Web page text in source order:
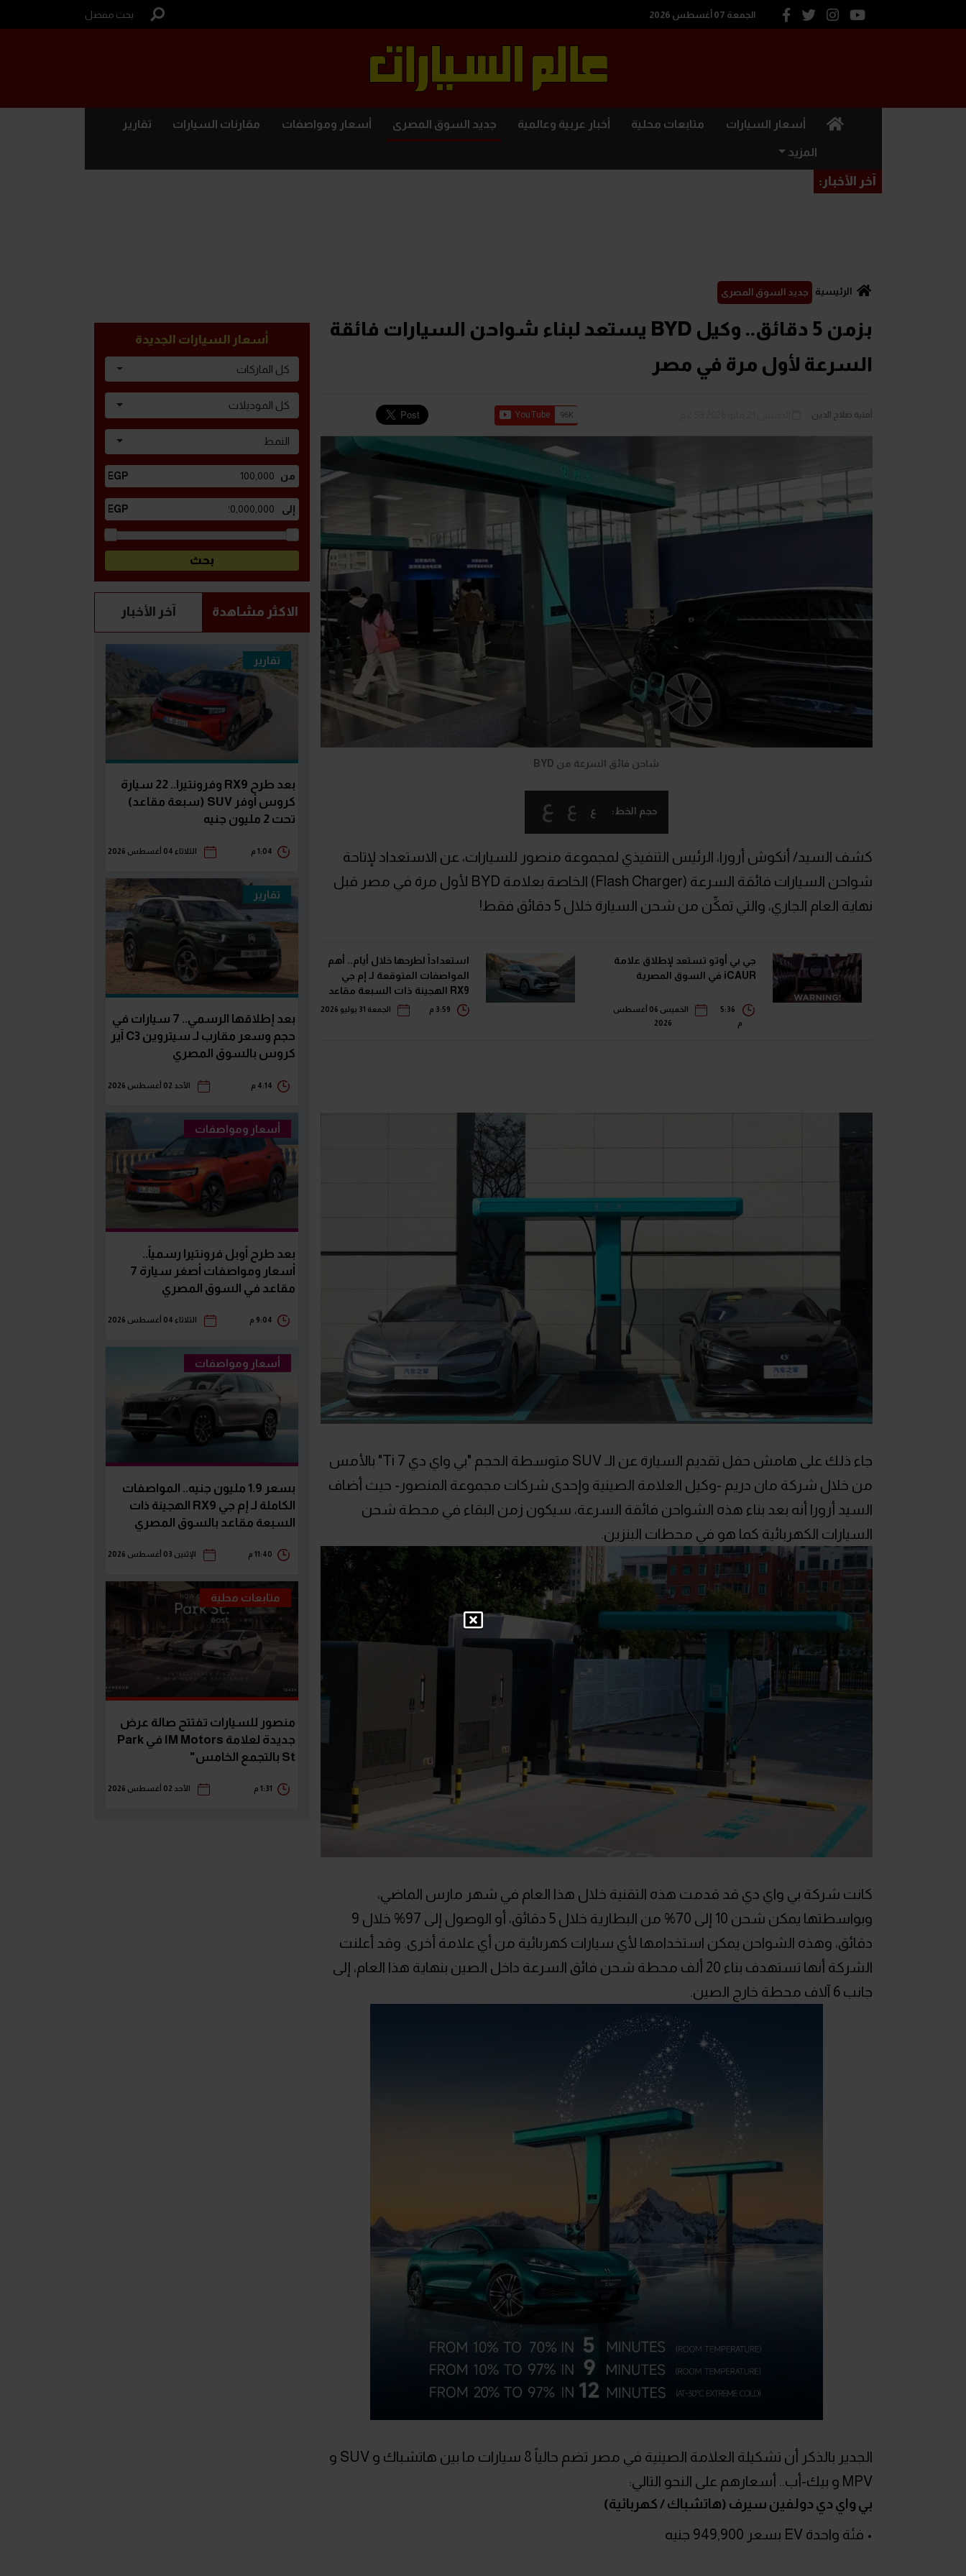
الجمعة 07 أغسطس 2026 بحث مفصل
(current) أسعار السيارات متابعات محلية أخبار عربية وعالمية جديد السوق المصرى أسعار ومواصفات مقارنات السيارات تقارير
المزيد
آخر الأخبار:
الرئيسية جديد السوق المصرى
بزمن 5 دقائق.. وكيل BYD يستعد لبناء شواحن السيارات فائقة
السرعة لأول مرة في مصر
أمنية صلاح الدين
شاحن فائق السرعة من BYD
حجم الخط: ع ع ع
كشف السيد/ أنكوش أرورا، الرئيس التنفيذي لمجموعة منصور للسيارات، عن الاستعداد لإتاحة
شواحن السيارات فائقة السرعة (Flash Charger) الخاصة بعلامة BYD لأول مرة في مصر قبل
نهاية العام الجاري، والتي تمكِّن من شحن السيارة خلال 5 دقائق فقط!
جي بي أوتو تستعد لإطلاق علامة
iCAUR في السوق المصرية
5:36
م
الخميس 06 أغسطس
2026
استعداداً لطرحها خلال أيام.. أهم
المواصفات المتوقعة لـ إم جي
RX9 الهجينة ذات السبعة مقاعد
الجمعة 31 يوليو 2026
جاء ذلك على هامش حفل تقديم السيارة عن الـ SUV متوسطة الحجم "بي واي دي Ti 7" بالأمس
من خلال شركة مان دريم -وكيل العلامة الصينية وإحدى شركات مجموعة المنصور- حيث أضاف
السيد أرورا أنه بعد بناء هذه الشواحن فائقة السرعة، سيكون زمن البقاء في محطة شحن
السيارات الكهربائية كما هو في محطات البنزين.
كانت شركة بي واي دي قد قدمت هذه التقنية خلال هذا العام في شهر مارس الماضي،
وبواسطتها يمكن شحن 10 إلى 70% من البطارية خلال 5 دقائق، أو الوصول إلى 97% خلال 9
دقائق، وهذه الشواحن يمكن استخدامها لأي سيارات كهربائية من أي علامة أخرى. وقد أعلنت
الشركة أنها تستهدف بناء 20 ألف محطة شحن فائق السرعة داخل الصين بنهاية هذا العام، إلى
جانب 6 آلاف محطة خارج الصين.
الجدير بالذكر أن تشكيلة العلامة الصينية في مصر تضم حالياً 8 سيارات ما بين هاتشباك و SUV و
MPV و بيك-أب.. أسعارهم على النحو التالي:
بي واي دي دولفين سيرف (هاتشباك / كهربائية)
• فئة واحدة EV بسعر 949,900 جنيه
أسعار السيارات الجديدة
كل الماركات
كل الموديلات
النمط
الاكثر مشاهدة آخر الأخبار
تقارير
بعد طرح RX9 وفرونتيرا.. 22 سيارة
كروس أوفر SUV (سبعة مقاعد)
تحت 2 مليون جنيه
1:04 م الثلاثاء 04 أغسطس 2026
تقارير
بعد إطلاقها الرسمي.. 7 سيارات في
حجم وسعر مقارب لـ سيتروين C3 آير
كروس بالسوق المصري
4:14 م الأحد 02 أغسطس 2026
أسعار ومواصفات
بعد طرح أوبل فرونتيرا رسمياً..
أسعار ومواصفات أصغر سيارة 7
مقاعد في السوق المصري
9:04 م الثلاثاء 04 أغسطس 2026
أسعار ومواصفات
بسعر 1.9 مليون جنيه.. المواصفات
الكاملة لـ إم جي RX9 الهجينة ذات
السبعة مقاعد بالسوق المصري
11:40 م الإثنين 03 أغسطس 2026
متابعات محلية
منصور للسيارات تفتتح صالة عرض
جديدة لعلامة IM Motors في Park
St بالتجمع الخامس"
1:31 م الأحد 02 أغسطس 2026